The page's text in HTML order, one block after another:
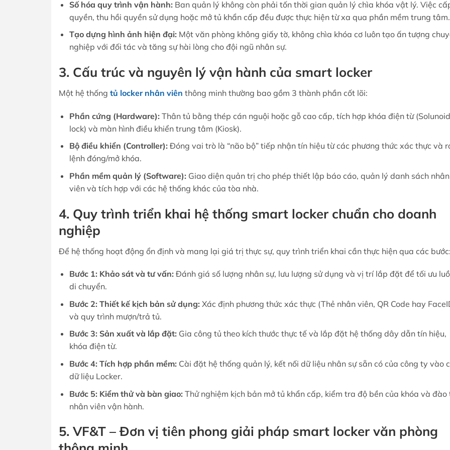
Số hóa quy trình vận hành: Ban quản lý không còn phải tốn thời gian quản lý chìa khóa vật lý. Việc
quyền, thu hồi quyền sử dụng hoặc mở tủ khẩn cấp đều được thực hiện từ xa qua phần mềm trung tâm.
Tạo dựng hình ảnh hiện đại: Một văn phòng không giấy tờ, không chìa khóa cơ luôn tạo ấn tượng
nghiệp với đối tác và tăng sự hài lòng cho đội ngũ nhân sự.
3. Cấu trúc và nguyên lý vận hành của smart locker
Một hệ thống tủ locker nhân viên thông minh thường bao gồm 3 thành phần cốt lõi:
Phần cứng (Hardware): Thân tủ bằng thép cán nguội hoặc gỗ cao cấp, tích hợp khóa điện từ (Solunoid
lock) và màn hình điều khiển trung tâm (Kiosk).
Bộ điều khiển (Controller): Đóng vai trò là “não bộ” tiếp nhận tín hiệu từ các phương thức xác thực và
lệnh đóng/mở khóa.
Phần mềm quản lý (Software): Giao diện quản trị cho phép thiết lập báo cáo, quản lý danh sách nhân
viên và tích hợp với các hệ thống khác của tòa nhà.
4. Quy trình triển khai hệ thống smart locker chuẩn cho doanh
nghiệp
Để hệ thống hoạt động ổn định và mang lại giá trị thực sự, quy trình triển khai cần thực hiện qua các bước:
Bước 1: Khảo sát và tư vấn: Đánh giá số lượng nhân sự, lưu lượng sử dụng và vị trí lắp đặt để tối ưu
di chuyển.
Bước 2: Thiết kế kịch bản sử dụng: Xác định phương thức xác thực (Thẻ nhân viên, QR Code hay
và quy trình mượn/trả tủ.
Bước 3: Sản xuất và lắp đặt: Gia công tủ theo kích thước thực tế và lắp đặt hệ thống dây dẫn tín hiệu,
khóa điện từ.
Bước 4: Tích hợp phần mềm: Cài đặt hệ thống quản lý, kết nối dữ liệu nhân sự sẵn có của công ty vào
dữ liệu Locker.
Bước 5: Kiểm thử và bàn giao: Thử nghiệm kịch bản mở tủ khẩn cấp, kiểm tra độ bền của khóa và đào
nhân viên vận hành.
5. VF&T – Đơn vị tiên phong giải pháp smart locker văn phòng